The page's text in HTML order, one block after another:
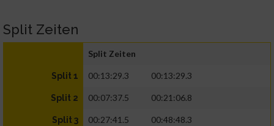
Split Zeiten
Split Zeiten
Split 1 00:13:29.3 00:13:29.3
Split 2 00:07:37.5 00:21:06.8
Split 3 00:27:41.5 00:48:48.3